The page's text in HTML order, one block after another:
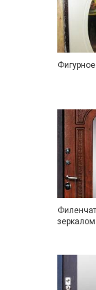
зеркалом